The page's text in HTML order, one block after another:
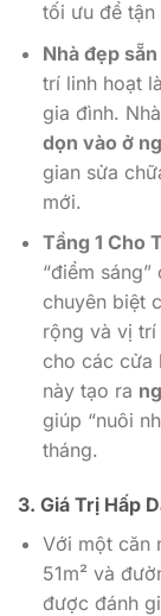
tối ưu để
Nhà đẹp
trí linh hoạt
gia đình.
dọn vào ở
gian sửa
mới.
Tầng 1 Cho
“điểm
chuyên biệt
rộng và vị
cho các cửa
này tạo ra
giúp “nuôi
tháng.
3. Giá Trị Hấp
Với một căn
51m² và
được đánh